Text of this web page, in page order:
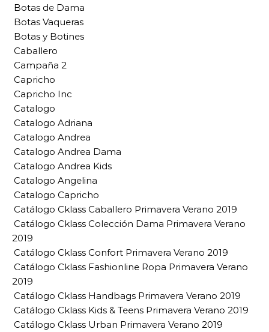
Botas de Dama
Botas Vaqueras
Botas y Botines
Caballero
Campaña 2
Capricho
Capricho Inc
Catalogo
Catalogo Adriana
Catalogo Andrea
Catalogo Andrea Dama
Catalogo Andrea Kids
Catalogo Angelina
Catalogo Capricho
Catálogo Cklass Caballero Primavera Verano 2019
Catálogo Cklass Colección Dama Primavera Verano
2019
Catálogo Cklass Confort Primavera Verano 2019
Catálogo Cklass Fashionline Ropa Primavera Verano
2019
Catálogo Cklass Handbags Primavera Verano 2019
Catálogo Cklass Kids & Teens Primavera Verano 2019
Catálogo Cklass Urban Primavera Verano 2019